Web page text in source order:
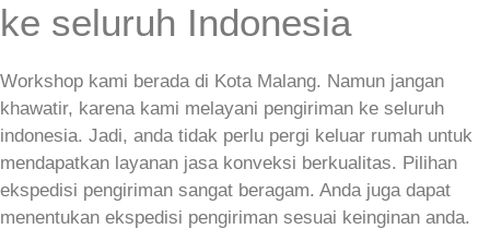
ke seluruh Indonesia
Workshop kami berada di Kota Malang. Namun jangan
khawatir, karena kami melayani pengiriman ke seluruh
indonesia. Jadi, anda tidak perlu pergi keluar rumah untuk
mendapatkan layanan jasa konveksi berkualitas. Pilihan
ekspedisi pengiriman sangat beragam. Anda juga dapat
menentukan ekspedisi pengiriman sesuai keinginan anda.